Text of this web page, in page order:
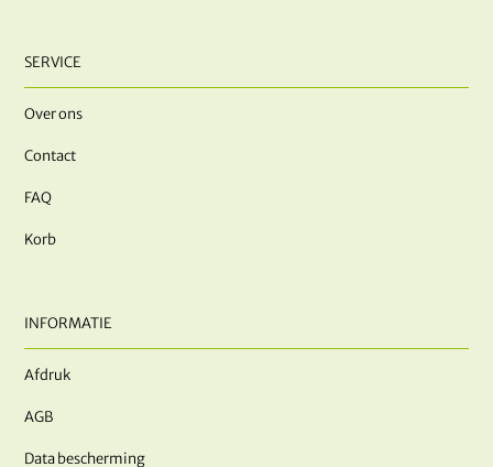
SERVICE
Over ons
Contact
FAQ
Korb
INFORMATIE
Afdruk
AGB
Data bescherming